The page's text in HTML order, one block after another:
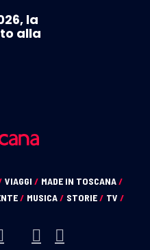
la
alla
VIAGGI / MADE IN TOSCANA/
/ MUSICA/ STORIE/ TV /